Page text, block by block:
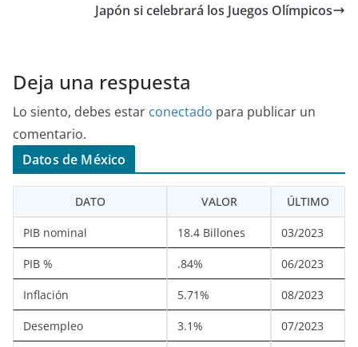
Japón si celebrará los Juegos Olímpicos
Deja una respuesta
Lo siento, debes estar conectado para publicar un
comentario.
Datos de México
DATO VALOR ÚLTIMO
PIB nominal 18.4 Billones 03/2023
PIB % .84% 06/2023
Inflación 5.71% 08/2023
Desempleo 3.1% 07/2023